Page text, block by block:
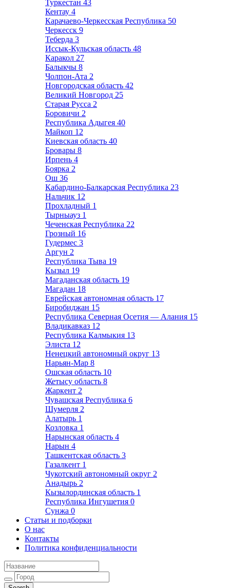
Туркестан 43
Кентау 4
Карачаево-Черкесская Республика 50
Черкесск 9
Теберда 3
Иссык-Кульская область 48
Каракол 27
Балыкчы 8
Чолпон-Ата 2
Новгородская область 42
Великий Новгород 25
Старая Русса 2
Боровичи 2
Республика Адыгея 40
Майкоп 12
Киевская область 40
Бровары 8
Ирпень 4
Боярка 2
Ош 36
Кабардино-Балкарская Республика 23
Нальчик 12
Прохладный 1
Тырныауз 1
Чеченская Республика 22
Грозный 16
Гудермес 3
Аргун 2
Республика Тыва 19
Кызыл 19
Магаданская область 19
Магадан 18
Еврейская автономная область 17
Биробиджан 15
Республика Северная Осетия — Алания 15
Владикавказ 12
Республика Калмыкия 13
Элиста 12
Ненецкий автономный округ 13
Нарьян-Мар 8
Ошская область 10
Жетысу область 8
Жаркент 2
Чувашская Республика 6
Шумерля 2
Алатырь 1
Козловка 1
Нарынская область 4
Нарын 4
Ташкентская область 3
Газалкент 1
Чукотский автономный округ 2
Анадырь 2
Кызылординская область 1
Республика Ингушетия 0
Сунжа 0
Статьи и подборки
О нас
Контакты
Политика конфиденциальности